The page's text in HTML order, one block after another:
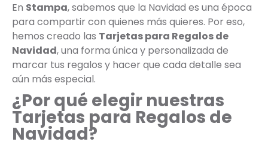
En Stampa, sabemos que la Navidad es una época
para compartir con quienes más quieres. Por eso,
hemos creado las Tarjetas para Regalos de
Navidad, una forma única y personalizada de
marcar tus regalos y hacer que cada detalle sea
aún más especial.
¿Por qué elegir nuestras
Tarjetas para Regalos de
Navidad?